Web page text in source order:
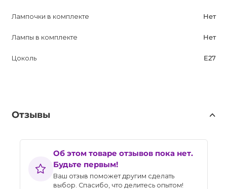
Лампочки в комплекте Нет
Лампы в комплекте Нет
Цоколь E27
Отзывы
Об этом товаре отзывов пока нет.
Будьте первым!
Ваш отзыв поможет другим сделать
выбор. Спасибо, что делитесь опытом!